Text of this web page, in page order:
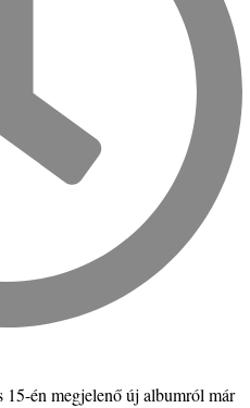
én megjelenő új albumról már